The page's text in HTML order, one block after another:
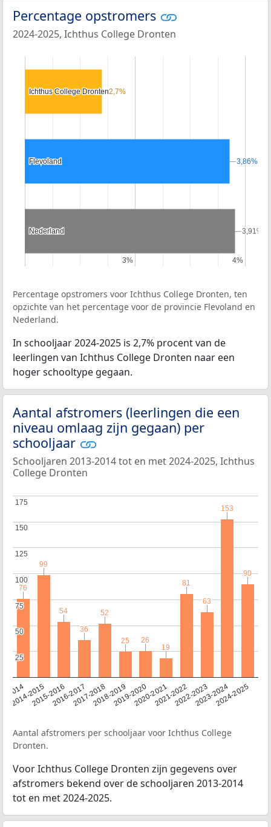
Percentage opstromers
2024-2025, Ichthus College Dronten
3%
3% 4%
4%
Ichthus College Dronten
Ichthus College Dronten
Flevoland
Flevoland
Nederland
Nederland
2,7%
2,7%
3,86%
3,86%
3,91%
3,91%
Percentage opstromers voor Ichthus College Dronten, ten
opzichte van het percentage voor de provincie Flevoland en
Nederland.
In schooljaar 2024-2025 is 2,7% procent van de
leerlingen van Ichthus College Dronten naar een
hoger schooltype gegaan.
Aantal afstromers (leerlingen die een
niveau omlaag zijn gegaan) per
schooljaar
Schooljaren 2013-2014 tot en met 2024-2025, Ichthus
College Dronten
2014
2014-20152015-20162016-20172017-20182018-20192019-20202020-20212021-20222022-20232023-20242024-2025
25
25
50
50
75
75
100
100
125
125
150
150
175
175
76
76
99
99
54
54
36
36
52
52
25
25 26
26
19
19
81
81
63
63
153
153
90
90
Aantal afstromers per schooljaar voor Ichthus College
Dronten.
Voor Ichthus College Dronten zijn gegevens over
afstromers bekend over de schooljaren 2013-2014
tot en met 2024-2025.